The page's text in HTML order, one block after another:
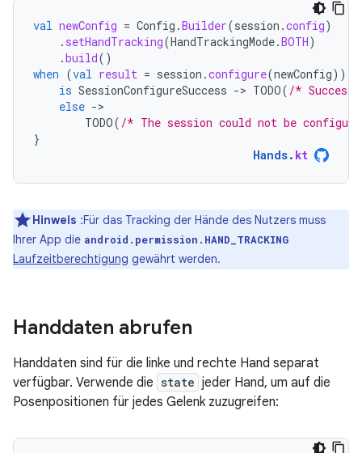
val newConfig = Config .Builder(session .config)
. setHandTracking(HandTrackingMode.BOTH)
.build()
when (val result = session .configure(newConfig))
is SessionConfigureSuccess -> TODO( /*
else -
TODO( /* The session could not be
}
Hands. kt
Hinweis :Für das Tracking der Hände des Nutzers muss
Ihrer App die android.permission.HAND_TRACKING
Laufzeitberechtigung gewährt werden.
Handdaten abrufen
Handdaten sind für die linke und rechte Hand separat
verfügbar. Verwende die state jeder Hand, um auf die
Posenpositionen für jedes Gelenk zuzugreifen: